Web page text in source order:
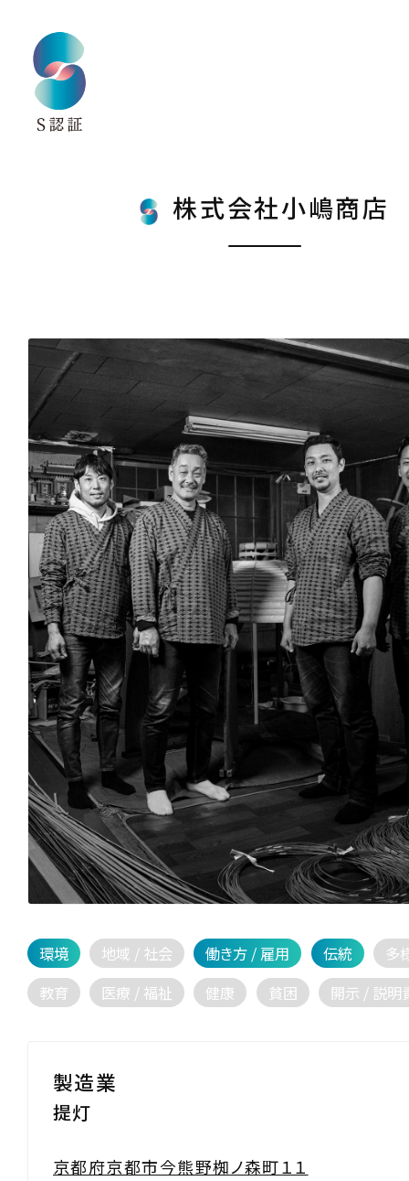
株式会社小嶋商店
環境 地域 / 社会 働き方 / 雇用 伝統
多
教育
医療 / 福祉 健康 貧困 開示 / 説明
製造業
提灯
京都府京都市今熊野椥ノ森町１１